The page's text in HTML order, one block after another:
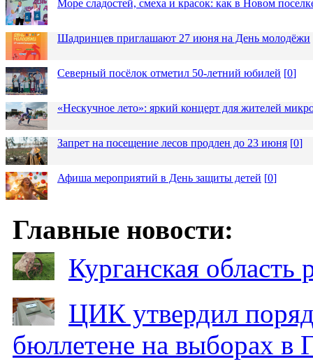
Море сладостей, смеха и красок: как в Новом
Шадринцев приглашают 27 июня на День молодёжи
Северный посёлок отметил 50-летний юбилей [0]
«Нескучное лето»: яркий концерт для жителей
Запрет на посещение лесов продлен до 23 июня [0]
Афиша мероприятий в День защиты детей [0]
Главные новости:
Курганская
ЦИК утвердил
бюллетене на выборах в